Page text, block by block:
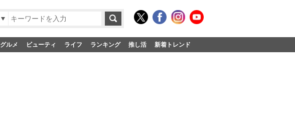
グルメ ビューティ ライフ ランキング 推し活 新着トレンド